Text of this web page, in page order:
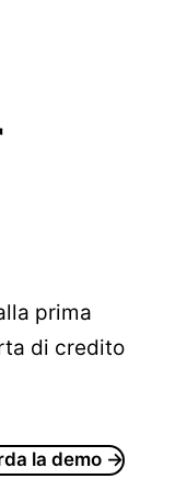
prima
di credito
la demo →